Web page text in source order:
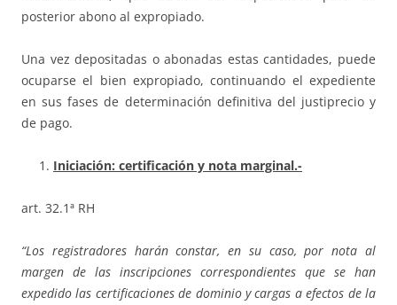
posterior abono al expropiado.
Una vez depositadas o abonadas estas cantidades, puede
ocuparse el bien expropiado, continuando el expediente
en sus fases de determinación definitiva del justiprecio y
de pago.
Iniciación: certificación y nota marginal.-
art. 32.1ª RH
“Los registradores harán constar, en su caso, por nota al
margen de las inscripciones correspondientes que se han
expedido las certificaciones de dominio y cargas a efectos de la